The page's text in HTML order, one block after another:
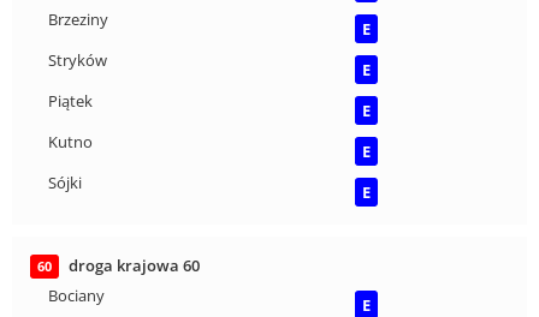
Brzeziny
E
Stryków
E
Piątek
E
Kutno
E
Sójki
E
60
droga krajowa 60
Bociany
E